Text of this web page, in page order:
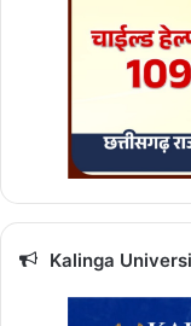
Kalinga